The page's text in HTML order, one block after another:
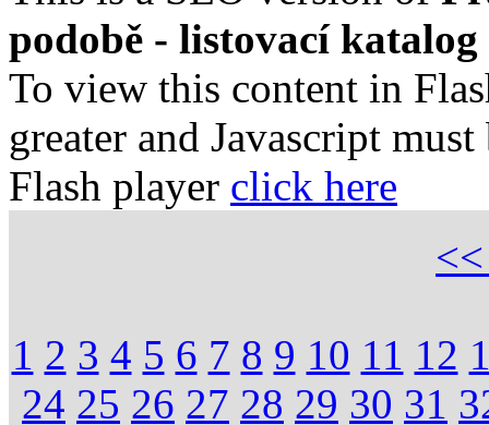
podobě - listovací katalog
To view this content in
greater and Javascript
Flash player click here
1 2 3 4 5 6 7 8 9 10 11 12
24 25 26 27 28 29 30 31